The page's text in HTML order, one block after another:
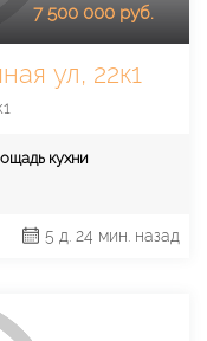
7 500 000 руб.
ул, 22к1
кухни
5 д. 24 мин. назад